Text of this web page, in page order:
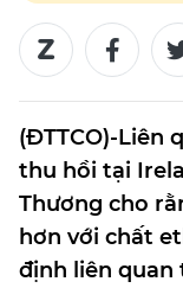
(ĐTTCO)-Liên
thu hồi tại
Thương cho
hơn với chất
định liên quan